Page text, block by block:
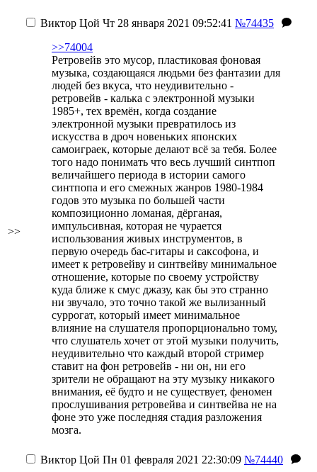
>>
Виктор Цой Чт 28 января 2021 09:52:41 №74435
>>74004
Ретровейв это мусор, пластиковая фоновая
музыка, создающаяся людьми без фантазии для
людей без вкуса, что неудивительно -
ретровейв - калька с электронной музыки
1985+, тех времён, когда создание
электронной музыки превратилось из
искусства в дроч новеньких японских
самоиграек, которые делают всё за тебя. Более
того надо понимать что весь лучший синтпоп
величайшего периода в истории самого
синтпопа и его смежных жанров 1980-1984
годов это музыка по большей части
композиционно ломаная, дёрганая,
импульсивная, которая не чурается
использования живых инструментов, в
первую очередь бас-гитары и саксофона, и
имеет к ретровейву и синтвейву минимальное
отношение, которые по своему устройству
куда ближе к смус джазу, как бы это странно
ни звучало, это точно такой же вылизанный
суррогат, который имеет минимальное
влияние на слушателя пропорционально тому,
что слушатель хочет от этой музыки получить,
неудивительно что каждый второй стример
ставит на фон ретровейв - ни он, ни его
зрители не обращают на эту музыку никакого
внимания, её будто и не существует, феномен
прослушивания ретровейва и синтвейва не на
фоне это уже последняя стадия разложения
мозга.
Виктор Цой Пн 01 февраля 2021 22:30:09 №74440